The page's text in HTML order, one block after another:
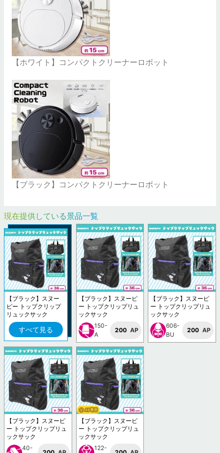
【ホワイト】コンパクトクリーナーロボット
【ブラック】コンパクトクリーナーロボット
現在提供している景品一覧
【ブラック】スヌー
ピー トップクリップ
リュックサック
すべて見る
【ブラック】スヌーピ
ー トップクリップリュ
ックサック
150-
A
200 AP
【ブラック】スヌーピ
ー トップクリップリュ
ックサック
606-
BU
200 AP
【ブラック】スヌーピ
ー トップクリップリュ
ックサック
40-
【ブラック】スヌーピ
ー トップクリップリュ
ックサック
122-